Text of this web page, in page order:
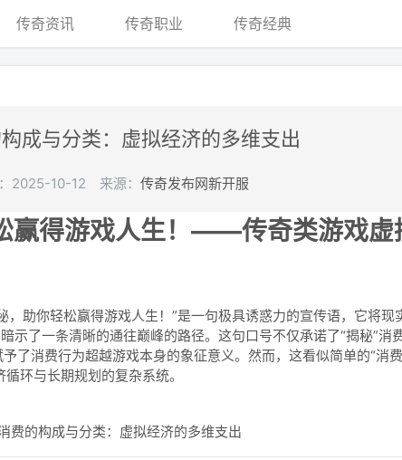
传奇资讯 传奇职业 传奇经典
成与分类：虚拟经济的多维支出
2025-10-12 来源： 传奇发布网新开服
赢得游戏人生！——传奇类游戏虚
，助你轻松赢得游戏人生！”是一句极具诱惑力的宣传语，它将现
示了一条清晰的通往巅峰的路径。这句口号不仅承诺了“揭秘”消
了消费行为超越游戏本身的象征意义。然而，这看似简单的“消
环与长期规划的复杂系统。